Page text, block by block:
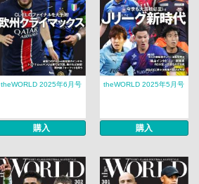
theWORLD 2025年6月号
購入
theWORLD 2025年5月号
購入